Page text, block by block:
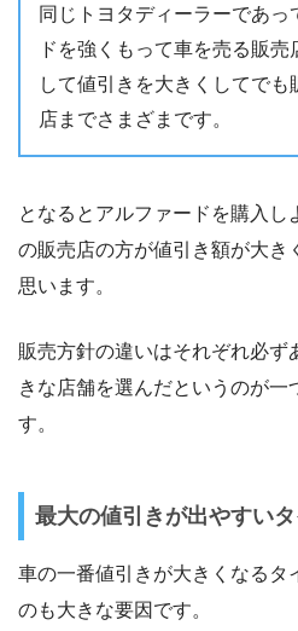
同じトヨタディーラーであ
ドを強くもって車を売る販
して値引きを大きくしてで
店までさまざまです。
となるとアルファードを購入し
の販売店の方が値引き額が大き
思います。
販売方針の違いはそれぞれ必ず
きな店舗を選んだというのが一
す。
最大の値引きが出やすい
車の一番値引きが大きくなるタ
のも大きな要因です。